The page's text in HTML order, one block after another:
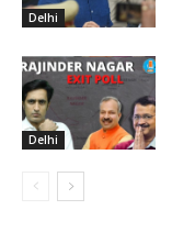
Delhi
Delhi